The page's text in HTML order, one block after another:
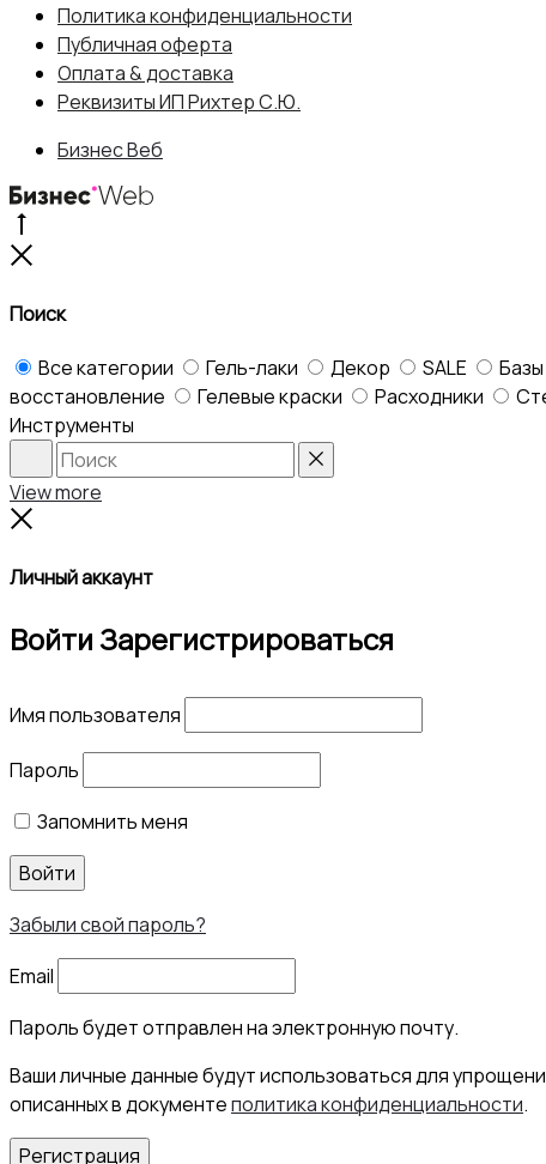
Политика конфиденциальности
Публичная оферта
Оплата & доставка
Реквизиты ИП Рихтер С.Ю.
Бизнес Веб
Поиск
Все категории Гель-лаки Декор SALE Базы
восстановление
Гелевые краски Расходники
Инструменты
Search
View more
Личный аккаунт
ВойтиЗарегистрироваться
Имя пользователя
Пароль
Запомнить меня
Войти
Забыли свой пароль?
Email
Пароль будет отправлен на электронную почту.
Ваши личные данные будут использоваться для
описанных в документеполитика конфиденциальности.
Регистрация